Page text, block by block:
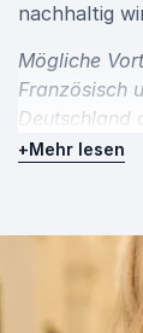
nachhaltig
Mögliche
Französisch
Deutschland
+Mehr lesen